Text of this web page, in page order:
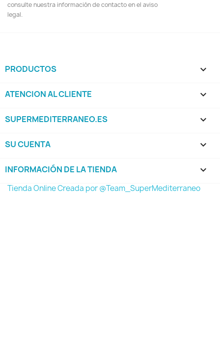
consulte nuestra información de contacto en el aviso
legal.
PRODUCTOS 
ATENCION AL CLIENTE 
SUPERMEDITERRANEO.ES 
SU CUENTA 
INFORMACIÓN DE LA TIENDA keyboard_arrow_down
Tienda Online Creada por @Team_SuperMediterraneo